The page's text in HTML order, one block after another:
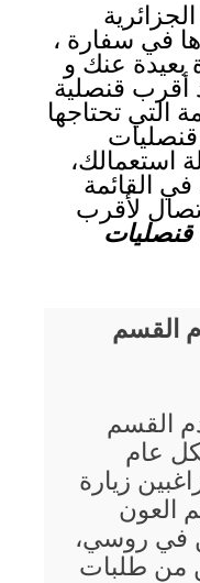
في سفارة ،
بعيدة عنك و
أقرب قنصلية
التي تحتاجها
قنصليات
استعمالك،
القائمة
لأقرب
القسم
القسم
عام
زيارة
العون
في روسي،
من طلبات